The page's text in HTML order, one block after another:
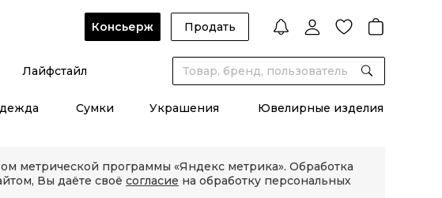
Консьерж Продать
Лайфстайл
Сумки Украшения Ювелирные изделия
метрической программы «Яндекс метрика». Обработка
Вы даёте своё согласие на обработку персональных